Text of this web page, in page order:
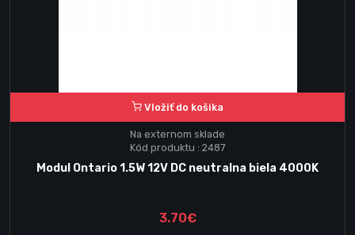
Vložiť do košika
Na externom sklade
Kód produktu : 2487
Modul Ontario 1.5W 12V DC neutralna biela 4000K
3.70€